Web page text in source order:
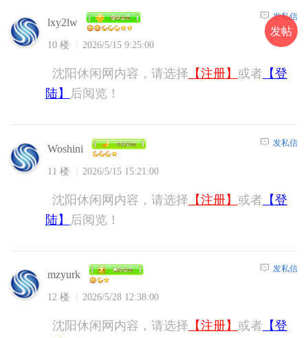
lxy2lw
10 楼 2026/5/15 9:25:00
发私信
沈阳休闲网内容，请选择 【注册】 或者 【登
陆】
后阅览！
Woshini
11 楼 2026/5/15 15:21:00
发私信
沈阳休闲网内容，请选择 【注册】 或者 【登
陆】
后阅览！
mzyurk
12 楼 2026/5/28 12:38:00
发私信
沈阳休闲网内容，请选择 【注册】 或者 【登
发帖